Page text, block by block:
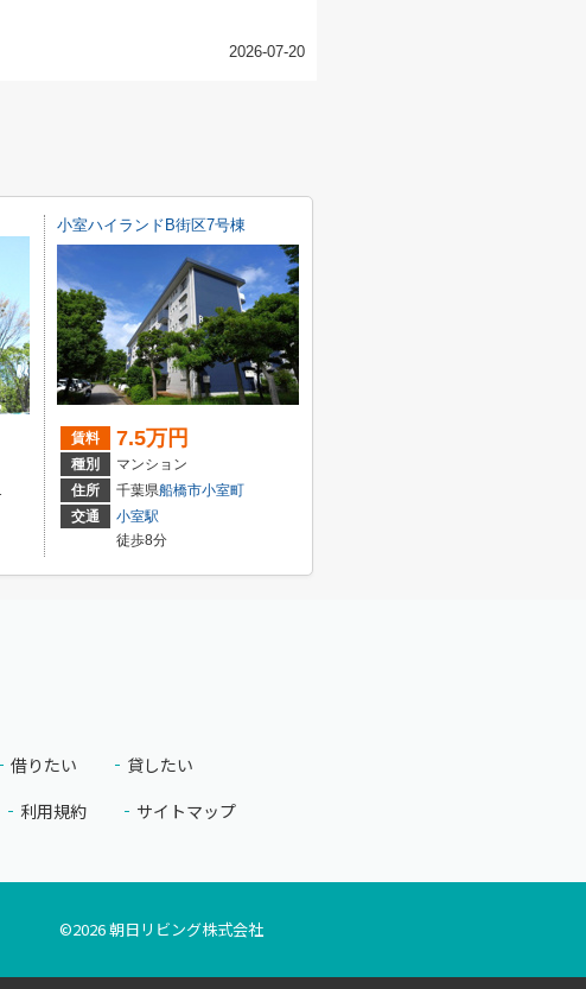
2026-07-20
小室ハイランドB街区7号棟
賃料 7.5万円
種別
マンション
住所
千葉県船橋市小室町
交通
小室駅
徒歩8分
借りたい
貸したい
利用規約 サイトマップ
©2026朝日リビング株式会社